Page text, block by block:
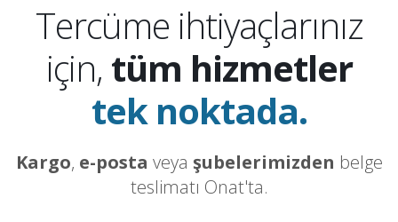
Tercüme ihtiyaçlarınız
için, tüm hizmetler
tek noktada.
Kargo, e-posta veya şubelerimizden belge
teslimatı Onat'ta.